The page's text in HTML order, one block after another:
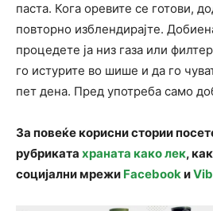
паста. Кога оревите се готови,
повторно изблендирајте.
процедете ја низ газа или
го истурите во шише и да го
пет дена. Пред употреба само
За повеќе корисни стории
рубриката храната како лек,
социјални мрежи Facebookи